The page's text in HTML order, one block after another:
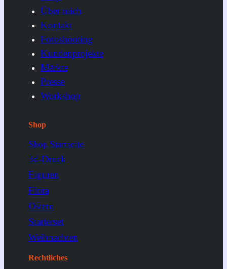
Über mich
Kontakt
Fotoshooting
Kundenprojekte
Märkte
Presse
Workshop
Shop
Shop Startseite
3d-Druck
Figuren
Flora
Ostern
Starterset
Weihnachten
Rechtliches